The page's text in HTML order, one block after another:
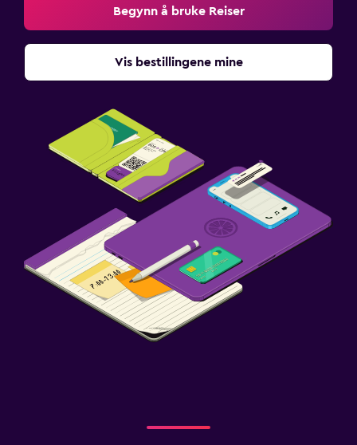
Begynn å bruke Reiser
Vis bestillingene mine